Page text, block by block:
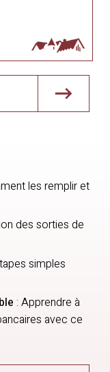
les remplir et
des sorties de
simples
: Apprendre à
avec ce